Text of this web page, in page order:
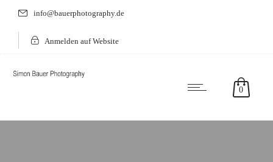
info@bauerphotography.de
Anmelden auf Website
0